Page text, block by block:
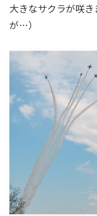
大きなサクラが咲
が…）